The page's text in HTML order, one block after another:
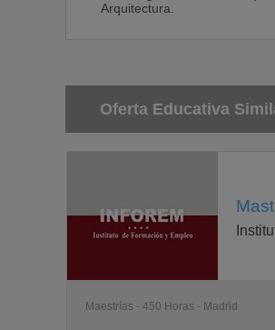
Arquitectura.
Oferta Educativa
Maestrías - 450 Horas - Madrid